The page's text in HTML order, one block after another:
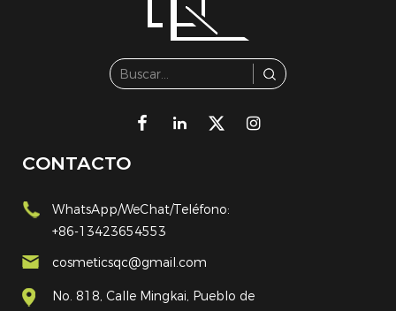
CONTACTO
WhatsApp/WeChat/Teléfono:
+86-13423654553
cosmeticsqc@gmail.com
No. 818, Calle Mingkai, Pueblo de